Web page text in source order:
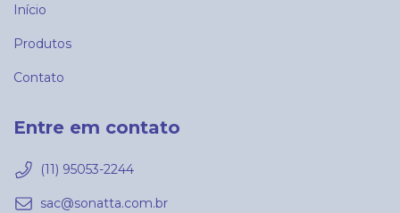
Início
Produtos
Contato
Entre em contato
(11) 95053-2244
sac@sonatta.com.br